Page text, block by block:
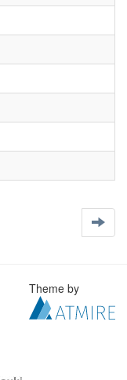
Theme by